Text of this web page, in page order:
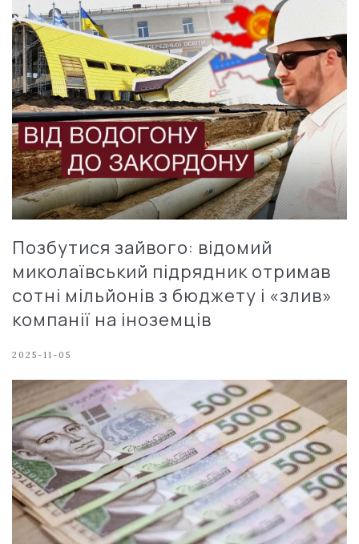
Позбутися зайвого: відомий
миколаївський підрядник отримав
сотні мільйонів з бюджету і «злив»
компанії на іноземців
2025-11-05